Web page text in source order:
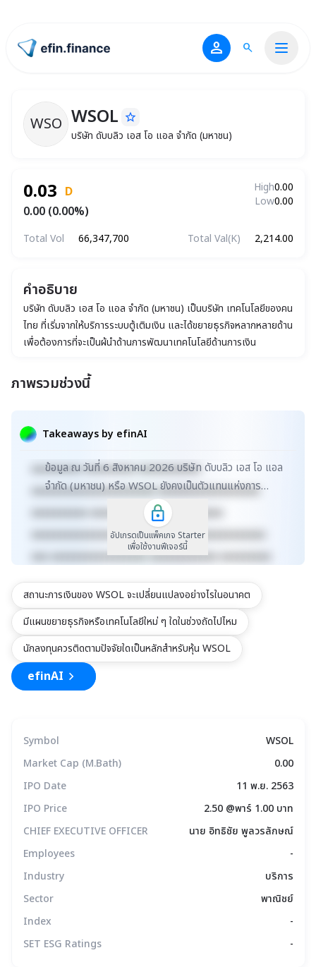
ไปหน้าแรก person search
WSO WSOLบริษัท ดับบลิว เอส โอ แอล จำกัด (มหาชน)
WSOL star_border
บริษัท ดับบลิว เอส โอ แอล จำกัด (มหาชน)
0.03 D
0.00 (0.00%)
High0.00
Low0.00
Total Vol 66,347,700 Total Val(K) 2,214.00
คำอธิบาย
บริษัท ดับบลิว เอส โอ แอล จำกัด (มหาชน) เป็นบริษัท เทคโนโลยีของคน
ไทย ที่เริ่มจากให้บริการระบบตู้เติมเงิน และได้ขยายธุรกิจหลากหลายด้าน
เพื่อต้องการที่จะเป็นผู้นำด้านการพัฒนาเทคโนโลยีด้านการเงิน
(touchpoints) ที่มีระบบนิเวศน์ (ecosystem) ของตัวเองที่ครบวงจร
ในยุคปัจจุบัน และก้าวข้ามขีดจำกัดที่ยังมีอยู่ “เพื่อการเป็นผู้นำเทคโนโลยี
ในอนาคต” โดยมุ่งเน้นการสร้าง ecosystem ของตัวเอง เพื่อตอบ
สนองความต้องการของผู้บริโภค
ภาพรวมช่วงนี้
Takeaways by efinAI
xxxxx xxxxxxxxxxxxxxxxxxxxxxxxxxxxxx
xxxxxxxxxxxxxxxxxx xxxxxxxxxxxxxxx xxxxx
xxxxxxxxx xxxxxxxxx xxxxxxxxxxx
xxxxxxxxxxxxxxxxxxxxxx xxxxxxxxxxxxxxxxxx
xxxxxxxxxx xxxxxxxxxxxxx xxxxxxxxxx
xxxxxxxxxxxxxxxxxxxxxxxxxx xxxxxxxxxxxxxxx
xxx xxxxxxxxxxxxxxxxx xxxxxxxxxxxx xxxxxxxxx
xxxxxxxxxxx xxxxxxxx xxxxxxxxxxxxxxxxxxxxxxx
xxxxxxxxxxxxxxxxxxx xxxxx
xxxxxxxxxxxxxxxxxxxxxxxxxxxxxx
ข้อมูล ณ วันที่ 6 สิงหาคม 2026 บริษัท ดับบลิว เอส โอ แอล
จำกัด (มหาชน) หรือ WSOL ยังคงเป็นตัวแทนแห่งการ
พัฒนาเทคโนโลยีการเงินในประเทศไทย โดยแม้ไม่มีข้อ...
อัปเกรดเป็นแพ็คเกจ Starter
เพื่อใช้งานฟีเจอร์นี้
สถานะการเงินของ WSOL จะเปลี่ยนแปลงอย่างไรในอนาคต
มีแผนขยายธุรกิจหรือเทคโนโลยีใหม่ ๆ ใดในช่วงถัดไปไหม
นักลงทุนควรติดตามปัจจัยใดเป็นหลักสำหรับหุ้น WSOL
efinAI
Symbol
WSOL
Market Cap (M.Bath)
0.00
IPO Date
11 พ.ย. 2563
IPO Price
2.50 @พาร์ 1.00 บาท
CHIEF EXECUTIVE OFFICER
นาย อิทธิชัย พูลวรลักษณ์
Employees
-
Industry
บริการ
Sector
พาณิชย์
Index
-
SET ESG Ratings
-